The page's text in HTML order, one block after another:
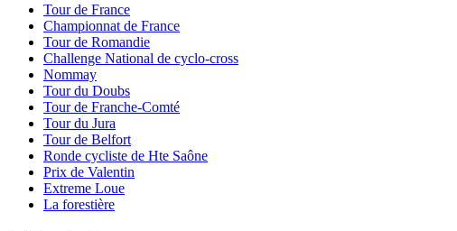
Tour de France
Championnat de France
Tour de Romandie
Challenge National de cyclo-cross
Nommay
Tour du Doubs
Tour de Franche-Comté
Tour du Jura
Tour de Belfort
Ronde cycliste de Hte Saône
Prix de Valentin
Extreme Loue
La forestière